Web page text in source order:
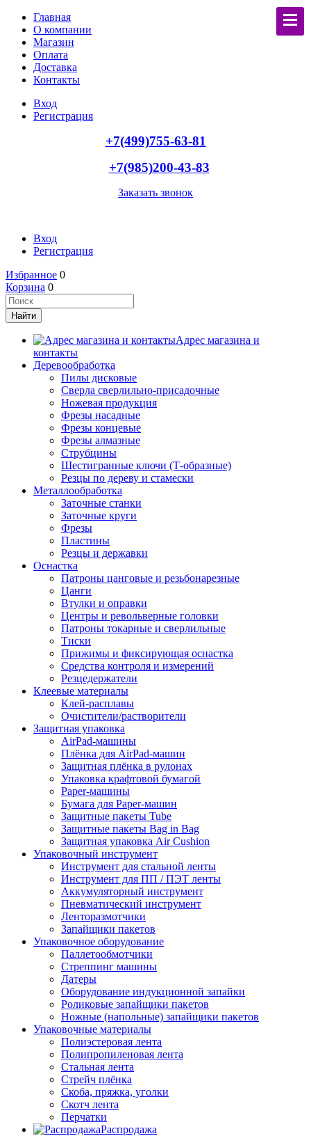
Главная
О компании
Магазин
Оплата
Доставка
Контакты
Вход
Регистрация
+7(499)755-63-81
+7(985)200-43-83
Заказать звонок
Вход
Регистрация
Избранное 0
Корзина 0
Адрес магазина и
контакты
Деревообработка
Пилы дисковые
Сверла сверлильно-присадочные
Ножевая продукция
Фрезы насадные
Фрезы концевые
Фрезы алмазные
Струбцины
Шестигранные ключи (Т-образные)
Резцы по дереву и стамески
Металлообработка
Заточные станки
Заточные круги
Фрезы
Пластины
Резцы и державки
Оснастка
Патроны цанговые и резьбонарезные
Цанги
Втулки и оправки
Центры и револьверные головки
Патроны токарные и сверлильные
Тиски
Прижимы и фиксирующая оснастка
Средства контроля и измерений
Резцедержатели
Клеевые материалы
Клей-расплавы
Очистители/растворители
Защитная упаковка
AirPad-машины
Плёнка для AirPad-машин
Защитная плёнка в рулонах
Упаковка крафтовой бумагой
Paper-машины
Бумага для Paper-машин
Защитные пакеты Tube
Защитные пакеты Bag in Bag
Защитная упаковка Air Cushion
Упаковочный инструмент
Инструмент для стальной ленты
Инструмент для ПП / ПЭТ ленты
Аккумуляторный инструмент
Пневматический инструмент
Ленторазмотчики
Запайщики пакетов
Упаковочное оборудование
Паллетообмотчики
Стреппинг машины
Датеры
Оборудование индукционной запайки
Роликовые запайщики пакетов
Ножные (напольные) запайщики пакетов
Упаковочные материалы
Полиэстеровая лента
Полипропиленовая лента
Стальная лента
Стрейч плёнка
Скоба, пряжка, уголки
Скотч лента
Перчатки
Распродажа